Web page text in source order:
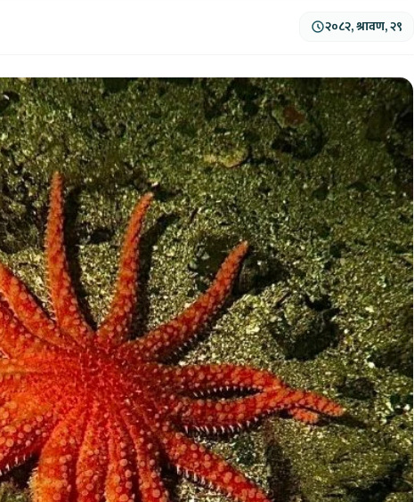
२०८२, श्रावण, २९